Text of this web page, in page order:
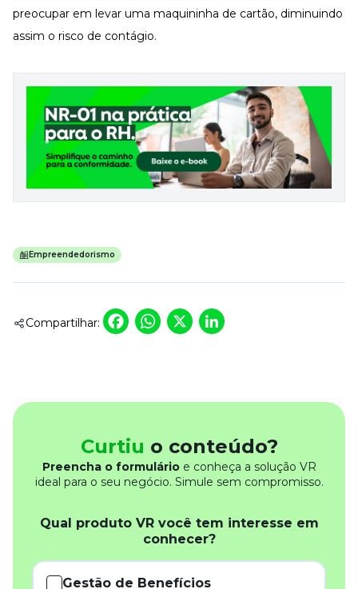
preocupar em levar uma maquininha de cartão, diminuindo
assim o risco de contágio.
Empreendedorismo
Compartilhar: Facebook
WhatsApp
X
Curtiu o conteúdo?
Preencha o formulárioe conheça a solução VR
ideal para o seu negócio. Simule sem compromisso.
Qual produto VR você tem interesse em
conhecer?
Gestão de Benefícios